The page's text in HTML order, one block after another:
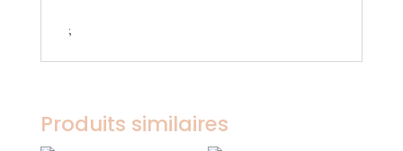
;
Produits similaires